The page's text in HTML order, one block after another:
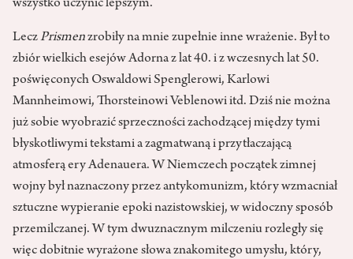
wszystko uczynić lepszym.
LeczPrismenzrobiły na mnie zupełnie inne wrażenie. Był to
zbiór wielkich esejów Adorna z lat 40. i z wczesnych lat 50.
poświęconych Oswaldowi Spenglerowi, Karlowi
Mannheimowi, Thorsteinowi Veblenowi itd. Dziś nie można
już sobie wyobrazić sprzeczności zachodzącej między tymi
błyskotliwymi tekstami a zagmatwaną i przytłaczającą
atmosferą ery Adenauera. W Niemczech początek zimnej
wojny był naznaczony przez antykomunizm, który wzmacniał
sztuczne wypieranie epoki nazistowskiej, w widoczny sposób
przemilczanej. W tym dwuznacznym milczeniu rozległy się
więc dobitnie wyrażone słowa znakomitego umysłu, który,